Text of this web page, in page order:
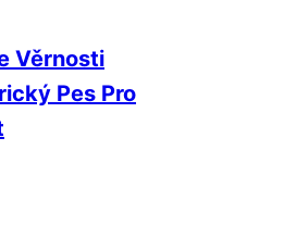
Věrnosti
Pes Pro